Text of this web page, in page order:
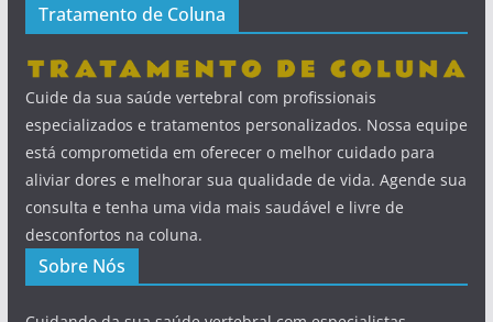
Tratamento de Coluna
Cuide da sua saúde vertebral com profissionais
especializados e tratamentos personalizados. Nossa equipe
está comprometida em oferecer o melhor cuidado para
aliviar dores e melhorar sua qualidade de vida. Agende sua
consulta e tenha uma vida mais saudável e livre de
desconfortos na coluna.
Sobre Nós